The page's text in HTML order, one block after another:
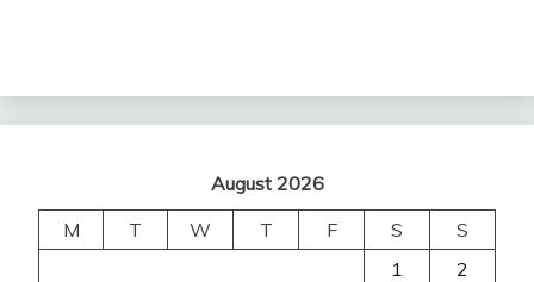
August 2026
M
T W T F S
S
1
2